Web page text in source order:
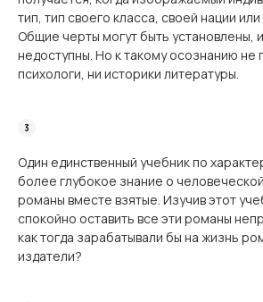
тип, тип своего класса, своей нации
Общие черты могут быть установлены,
недоступны. Но к такому осознанию не
психологи, ни историки лите­ратуры.
Один единственный учебник по
более глубокое знание о
романы вместе взятые. Изучив этот
спокойно оставить все эти романы
как тогда зарабатывали бы на жизнь
издатели?